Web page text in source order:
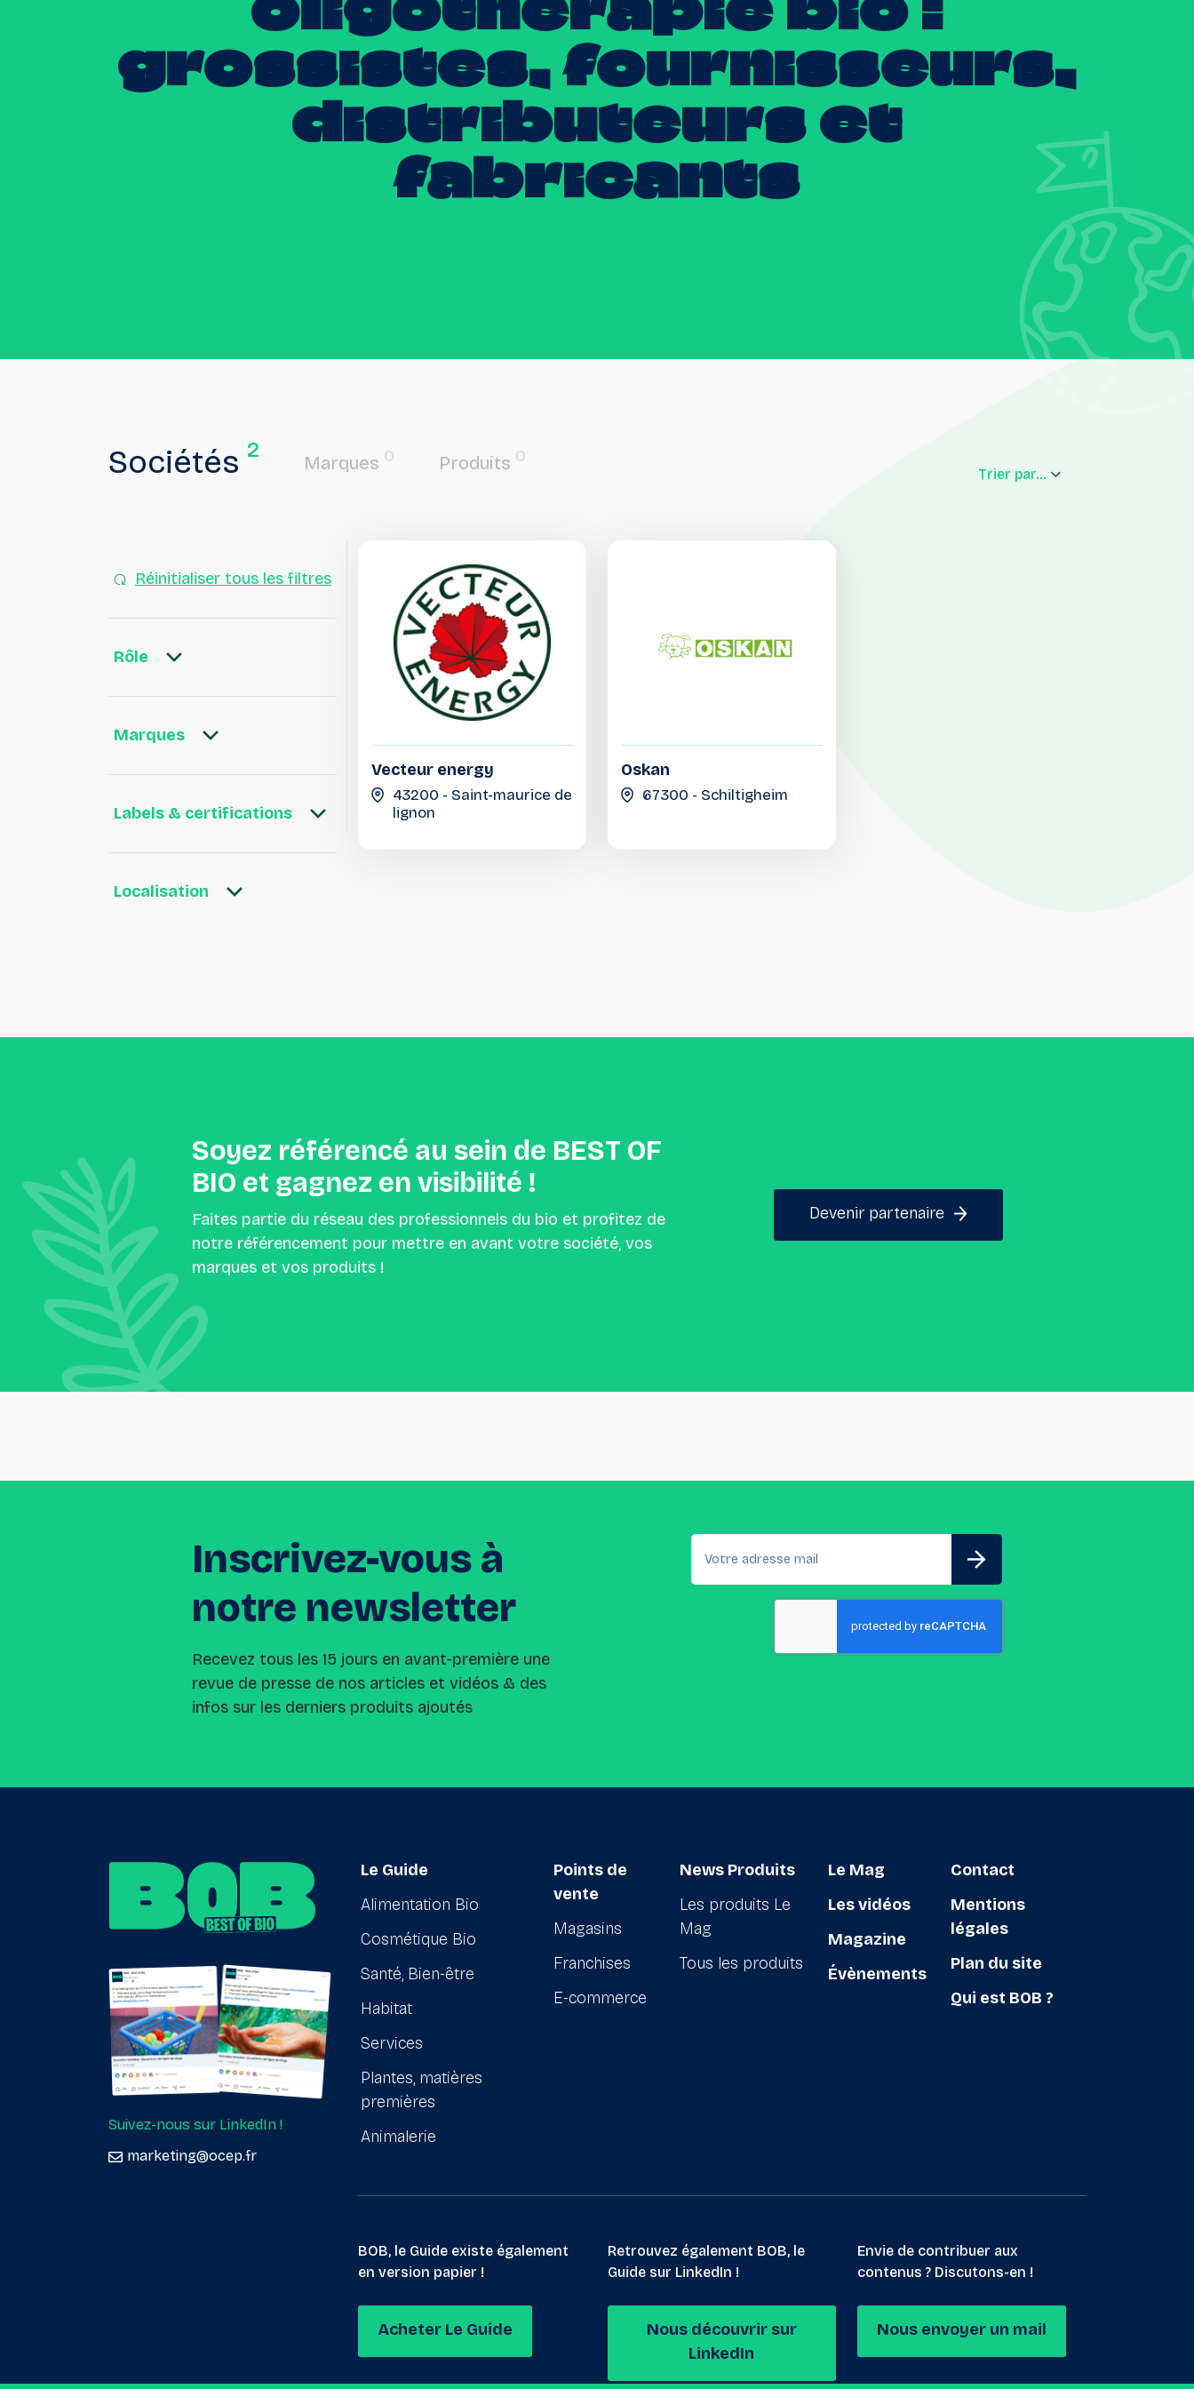
grossistes,fournisseurs,
distributeurset
fabricants
Sociétés 2
Marques 0 Produits 0
Trier par...
Réinitialiser tous les filtres
Rôle
Marques
Labels & certifications
Localisation
Vecteur energy
43200 - Saint-maurice de
lignon
Oskan
67300 - Schiltigheim
Soyez référencé au sein de BEST OF
BIO et gagnez en visibilité !
Faites partie du réseau des professionnels du bio et profitez de
notre référencement pour mettre en avant votre société, vos
marques et vos produits !
Devenir partenaire
Inscrivez-vous à
notre newsletter
Recevez tous les 15 jours en avant-première une
revue de presse de nos articles et vidéos & des
infos sur les derniers produits ajoutés
Suivez-nous sur LinkedIn !
marketing@ocep.fr
Le Guide
Alimentation Bio
Cosmétique Bio
Santé, Bien-être
Habitat
Services
Plantes, matières
premières
Animalerie
Points de
vente
Magasins
Franchises
E-commerce
News Produits
Les produits Le
Mag
Tous les produits
Le Mag
Les vidéos
Magazine
Évènements
Contact
Mentions
légales
Plan du site
Qui est BOB ?
BOB, le Guide existe également
en version papier !
Acheter Le Guide
Retrouvez également BOB, le
Guide sur LinkedIn !
Nous découvrir sur
LinkedIn
Envie de contribuer aux
contenus ? Discutons-en !
Nous envoyer un mail